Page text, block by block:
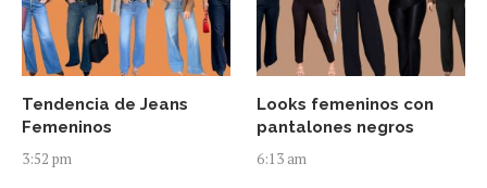
Tendencia de Jeans
Femeninos
3:52 pm
Looks femeninos con
pantalones negros
6:13 am